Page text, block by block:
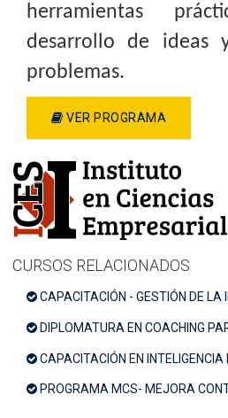
herramientas
desarrollo de ideas
problemas.
VER PROGRAMA
CURSOS RELACIONADOS
CAPACITACIÓN - GESTIÓN DE LA
DIPLOMATURA EN COACHING
CAPACITACIÓN EN INTELIGENCIA
PROGRAMA MCS- MEJORA